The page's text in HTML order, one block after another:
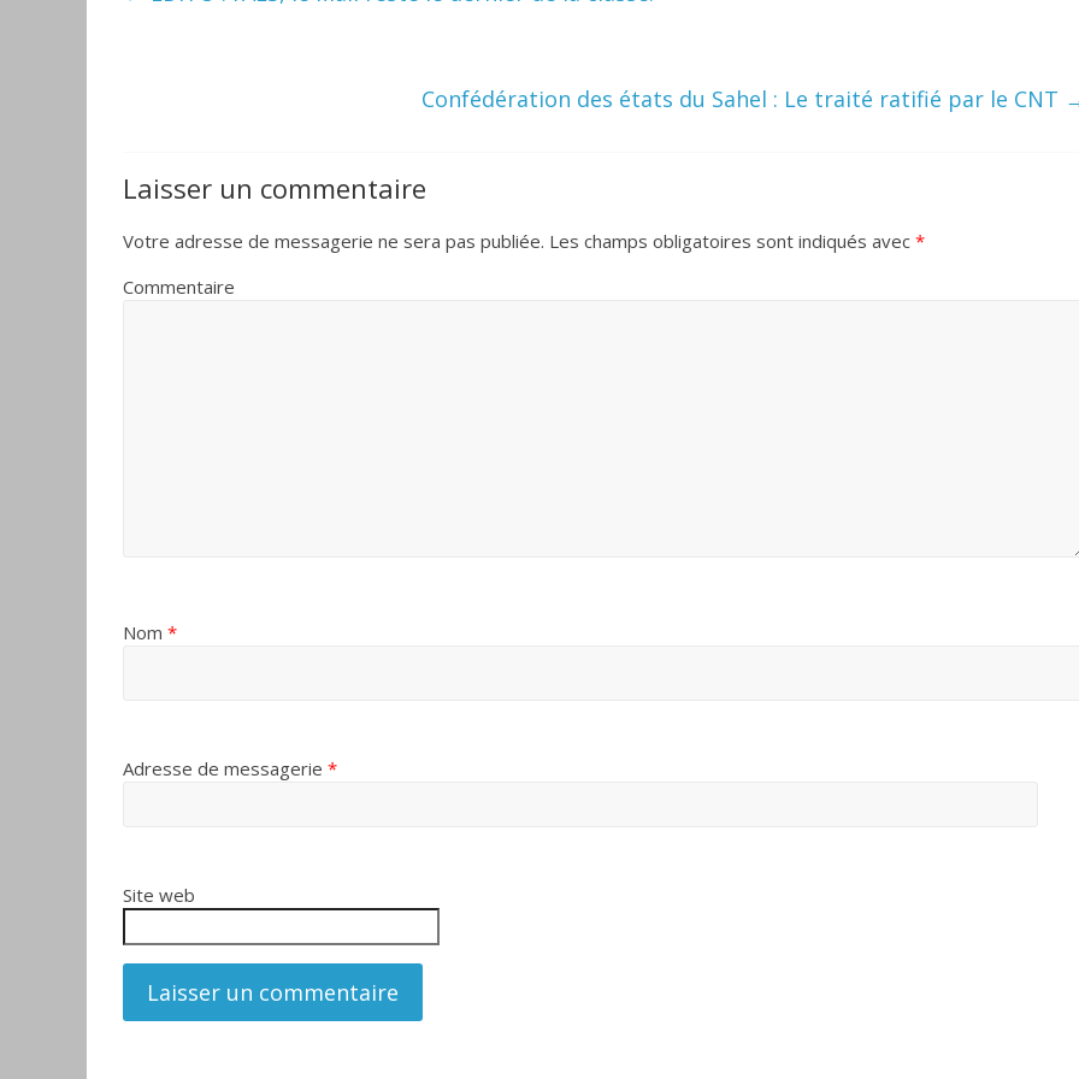
Confédération des états du Sahel : Le traité ratifié par le CNT
Laisser un commentaire
Votre adresse de messagerie ne sera pas publiée. Les champs obligatoires sont indiqués avec *
Commentaire
Nom *
Adresse de messagerie *
Site web